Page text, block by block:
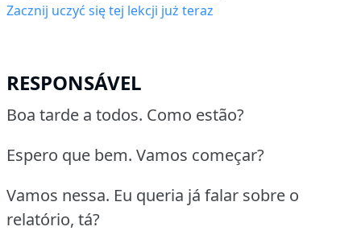
Zacznij uczyć się tej lekcji już teraz
RESPONSÁVEL
Boa tarde a todos. Como estão?
Espero que bem. Vamos começar?
Vamos nessa. Eu queria já falar sobre o
relatório, tá?